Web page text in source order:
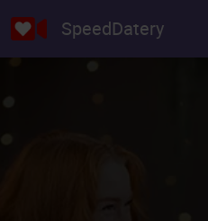
SpeedDatery